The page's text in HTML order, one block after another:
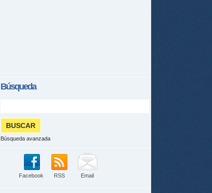
Búsqueda
Búsqueda avanzada
Facebook RSS Email